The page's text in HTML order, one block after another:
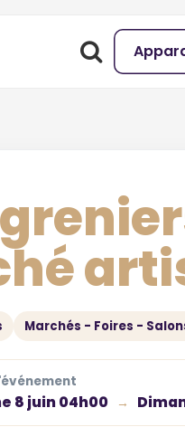
Marchés - Foires -
8 juin 04h00 →